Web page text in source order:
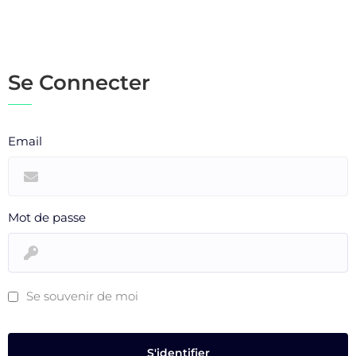
Se Connecter
Email
Mot de passe
Se souvenir de moi